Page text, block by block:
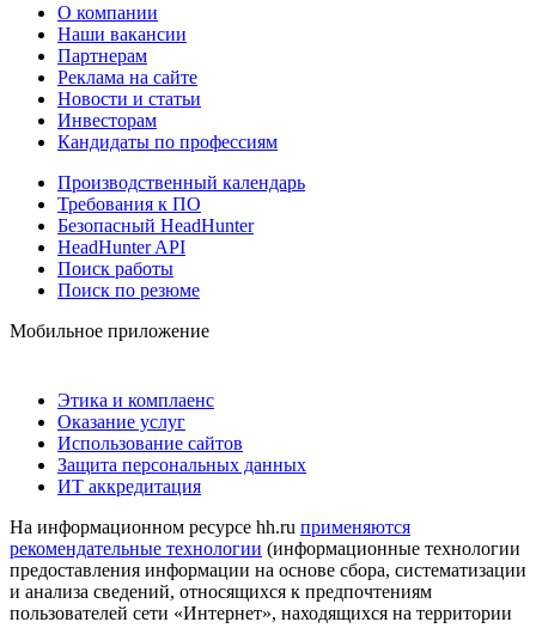
О компании
Наши вакансии
Партнерам
Реклама на сайте
Новости и статьи
Инвесторам
Кандидаты по профессиям
Производственный календарь
Требования к ПО
Безопасный HeadHunter
HeadHunter API
Поиск работы
Поиск по резюме
Мобильное приложение
Этика и комплаенс
Оказание услуг
Использование сайтов
Защита персональных данных
ИТ аккредитация
На информационном ресурсе hh.ru применяются
рекомендательные технологии (информационные технологии
предоставления информации на основе сбора, систематизации
и анализа сведений, относящихся к предпочтениям
пользователей сети «Интернет», находящихся на территории